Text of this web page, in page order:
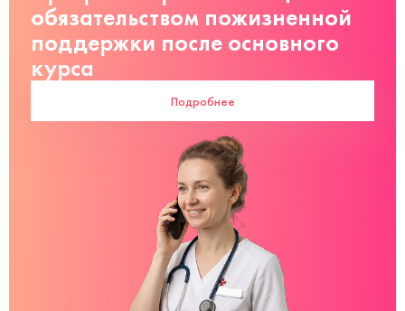
обязательством пожизненной
поддержки после основного
курса
Подробнее